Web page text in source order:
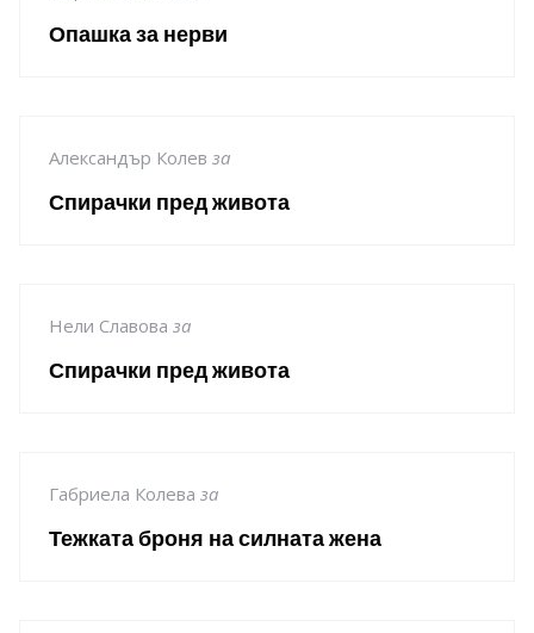
Опашка за нерви
Александър Колев за
Спирачки пред живота
Нели Славова за
Спирачки пред живота
Габриела Колева за
Тежката броня на силната жена